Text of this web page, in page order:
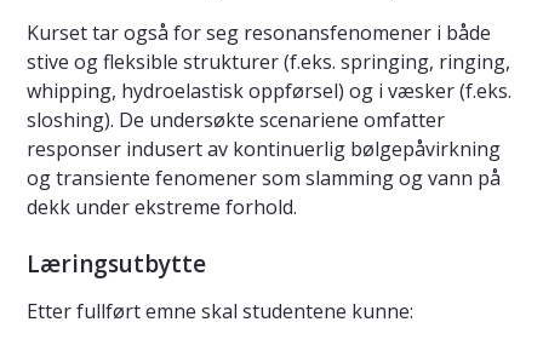
Kurset tar også for seg resonansfenomener i både
stive og fleksible strukturer (f.eks. springing, ringing,
whipping, hydroelastisk oppførsel) og i væsker (f.eks.
sloshing). De undersøkte scenariene omfatter
responser indusert av kontinuerlig bølgepåvirkning
og transiente fenomener som slamming og vann på
dekk under ekstreme forhold.
Læringsutbytte
Etter fullført emne skal studentene kunne: